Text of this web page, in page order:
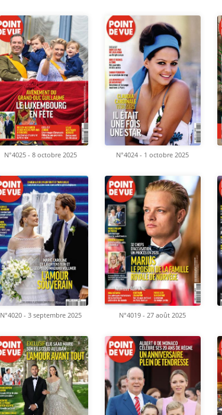
N°4025 - 8 octobre 2025 N°4024 - 1 octobre 2025
N°4020 - 3 septembre 2025 N°4019 - 27 août 2025